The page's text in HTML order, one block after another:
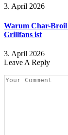
3. April 2026
Warum Char-Broil
Grillfans ist
3. April 2026
Leave A Reply